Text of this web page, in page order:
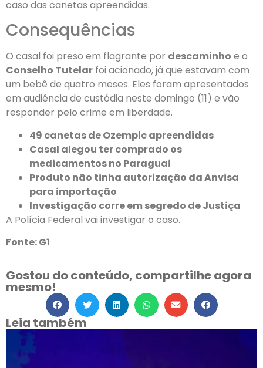
caso das canetas apreendidas.
Consequências
O casal foi preso em flagrante por descaminho e o
Conselho Tutelar foi acionado, já que estavam com
um bebê de quatro meses. Eles foram apresentados
em audiência de custódia neste domingo (11) e vão
responder pelo crime em liberdade.
49 canetas de Ozempic apreendidas
Casal alegou ter comprado os
medicamentos no Paraguai
Produto não tinha autorização da Anvisa
para importação
Investigação corre em segredo de Justiça
A Polícia Federal vai investigar o caso.
Fonte: G1
Gostou do conteúdo, compartilhe agora
mesmo!
Leia também